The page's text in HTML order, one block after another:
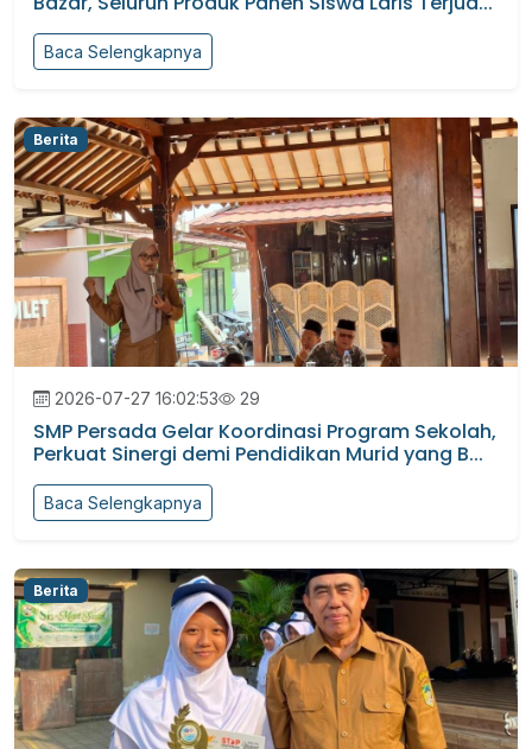
Baca Selengkapnya
Berita
2026-07-27 16:02:53 29
SMP Persada Gelar Koordinasi Program Sekolah,
Perkuat Sinergi demi Pendidikan Murid yang B...
Baca Selengkapnya
Berita